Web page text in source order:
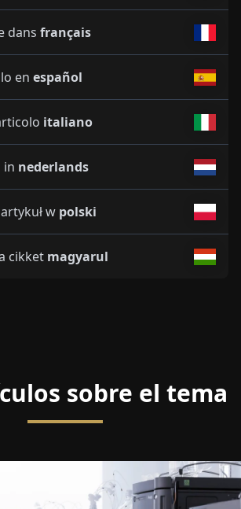
dans français
en español
italiano
in nederlands
w polski
cikket magyarul
sobre el tema